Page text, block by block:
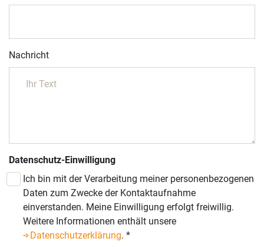
Nachricht
Datenschutz-Einwilligung
Ich bin mit der Verarbeitung meiner personenbezogenen
Daten zum Zwecke der Kontaktaufnahme
einverstanden. Meine Einwilligung erfolgt freiwillig.
Weitere Informationen enthält unsere
Datenschutzerklärung. *